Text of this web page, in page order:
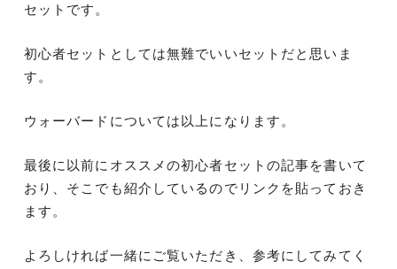
セットです。
初心者セットとしては無難でいいセットだと思いま
す。
ウォーバードについては以上になります。
最後に以前にオススメの初心者セットの記事を書いて
おり、そこでも紹介しているのでリンクを貼っておき
ます。
よろしければ一緒にご覧いただき、参考にしてみてく